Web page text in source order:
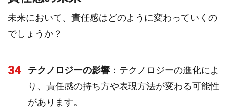
未来において、責任感はどのように変わっていくの
でしょうか？
34 テクノロジーの影響 ：テクノロジーの進化によ
り、責任感の持ち方や表現方法が変わる可能性
があります。